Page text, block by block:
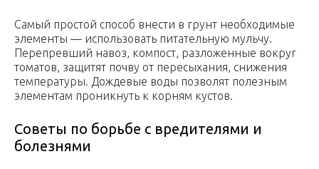
Самый простой способ внести в грунт необходимые
элементы — использовать питательную мульчу.
Перепревший навоз, компост, разложенные вокруг
томатов, защитят почву от пересыхания, снижения
температуры. Дождевые воды позволят полезным
элементам проникнуть к корням кустов.
Советы по борьбе с вредителями и
болезнями